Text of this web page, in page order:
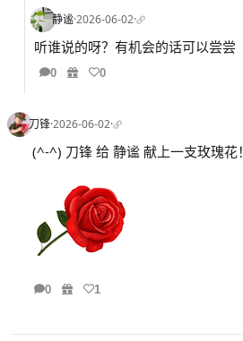
静谧·2026-06-02·
听谁说的呀？有机会的话可以尝尝
0 0
刀锋·2026-06-02·
(^-^) 刀锋 给 静谧 献上一支玫瑰花！
0 1